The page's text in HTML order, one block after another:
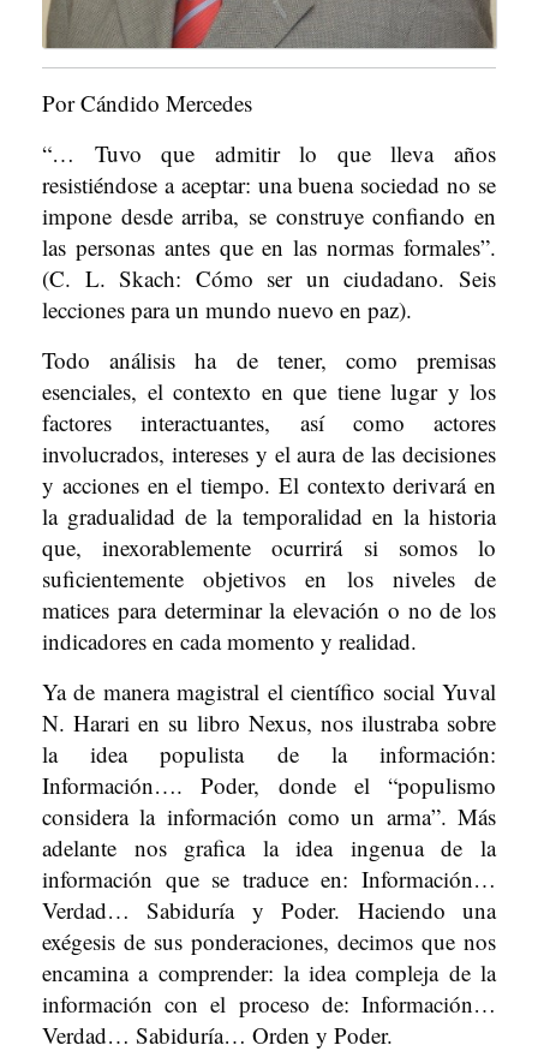
Por Cándido Mercedes
“… Tuvo que admitir lo que lleva años
resistiéndose a aceptar: una buena sociedad no se
impone desde arriba, se construye confiando en
las personas antes que en las normas formales”.
(C. L. Skach: Cómo ser un ciudadano. Seis
lecciones para un mundo nuevo en paz).
Todo análisis ha de tener, como premisas
esenciales, el contexto en que tiene lugar y los
factores interactuantes, así como actores
involucrados, intereses y el aura de las decisiones
y acciones en el tiempo. El contexto derivará en
la gradualidad de la temporalidad en la historia
que, inexorablemente ocurrirá si somos lo
suficientemente objetivos en los niveles de
matices para determinar la elevación o no de los
indicadores en cada momento y realidad.
Ya de manera magistral el científico social Yuval
N. Harari en su libro Nexus, nos ilustraba sobre
la idea populista de la información:
Información…. Poder, donde el “populismo
considera la información como un arma”. Más
adelante nos grafica la idea ingenua de la
información que se traduce en: Información…
Verdad… Sabiduría y Poder. Haciendo una
exégesis de sus ponderaciones, decimos que nos
encamina a comprender: la idea compleja de la
información con el proceso de: Información…
Verdad… Sabiduría… Orden y Poder.